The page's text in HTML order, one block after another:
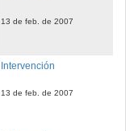
13 de feb. de 2007
Intervención
13 de feb. de 2007